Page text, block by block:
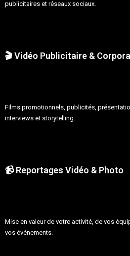
publicitaires et réseaux sociaux.
🎬 Vidéo Publicitaire &
Films promotionnels, publicités,
interviews et storytelling.
📹 Reportages Vidéo & Photo
Mise en valeur de votre activité, de vos
vos événements.